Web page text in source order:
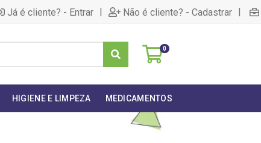
Já é cliente? - Entrar | Não é cliente? - Cadastrar |
0
HIGIENE E LIMPEZA MEDICAMENTOS